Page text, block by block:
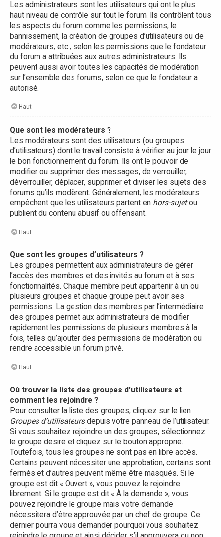
Les administrateurs sont les utilisateurs qui ont le plus
haut niveau de contrôle sur tout le forum. Ils contrôlent tous
les aspects du forum comme les permissions, le
bannissement, la création de groupes d’utilisateurs ou de
modérateurs, etc., selon les permissions que le fondateur
du forum a attribuées aux autres administrateurs. Ils
peuvent aussi avoir toutes les capacités de modération
sur l’ensemble des forums, selon ce que le fondateur a
autorisé.
Haut
Que sont les modérateurs ?
Les modérateurs sont des utilisateurs (ou groupes
d’utilisateurs) dont le travail consiste à vérifier au jour le jour
le bon fonctionnement du forum. Ils ont le pouvoir de
modifier ou supprimer des messages, de verrouiller,
déverrouiller, déplacer, supprimer et diviser les sujets des
forums qu’ils modèrent. Généralement, les modérateurs
empêchent que les utilisateurs partent en hors-sujetou
publient du contenu abusif ou offensant.
Haut
Que sont les groupes d’utilisateurs ?
Les groupes permettent aux administrateurs de gérer
l’accès des membres et des invités au forum et à ses
fonctionnalités. Chaque membre peut appartenir à un ou
plusieurs groupes et chaque groupe peut avoir ses
permissions. La gestion des membres par l’intermédiaire
des groupes permet aux administrateurs de modifier
rapidement les permissions de plusieurs membres à la
fois, telles qu’ajouter des permissions de modération ou
rendre accessible un forum privé.
Haut
Où trouver la liste des groupes d’utilisateurs et
comment les rejoindre ?
Pour consulter la liste des groupes, cliquez sur le lien
Groupes d’utilisateursdepuis votre panneau de l’utilisateur.
Si vous souhaitez rejoindre un des groupes, sélectionnez
le groupe désiré et cliquez sur le bouton approprié.
Toutefois, tous les groupes ne sont pas en libre accès.
Certains peuvent nécessiter une approbation, certains sont
fermés et d’autres peuvent même être masqués. Si le
groupe est dit « Ouvert », vous pouvez le rejoindre
librement. Si le groupe est dit « À la demande », vous
pouvez rejoindre le groupe mais votre demande
nécessitera d’être approuvée par un chef de groupe. Ce
dernier pourra vous demander pourquoi vous souhaitez